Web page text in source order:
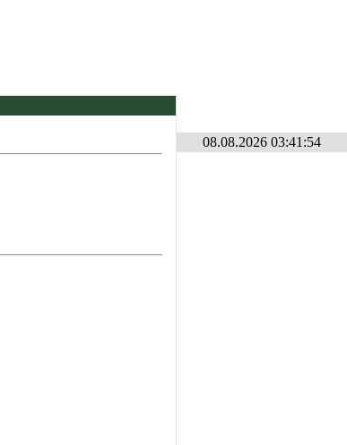
ლილე2026 . იხილეთ ფორუმზე კონკურსების განყოფილებაში
08.08.2026 03:41:54